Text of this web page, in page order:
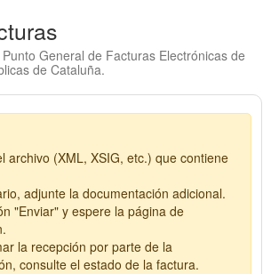
General de Facturas Electrónicas de
de Cataluña.
archivo (XML, XSIG, etc.) que contiene
adjunte la documentación adicional.
"Enviar" y espere la página de
la recepción por parte de la
consulte el estado de la factura.